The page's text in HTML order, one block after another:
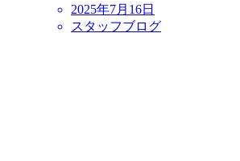
2025年7月16日
スタッフブログ